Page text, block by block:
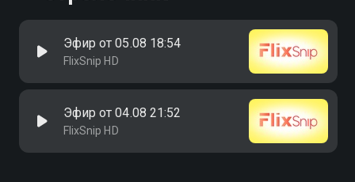
Эфир от 05.08 18:54
FlixSnip HD
Эфир от 04.08 21:52
FlixSnip HD